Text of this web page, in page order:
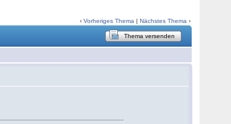
‹Vorheriges Thema |Nächstes Thema ›
Thema versenden